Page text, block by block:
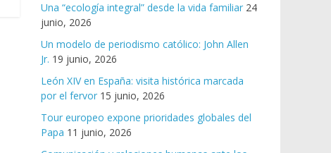
Una “ecología integral” desde la vida familiar 24
junio, 2026
Un modelo de periodismo católico: John Allen
Jr. 19 junio, 2026
León XIV en España: visita histórica marcada
por el fervor 15 junio, 2026
Tour europeo expone prioridades globales del
Papa 11 junio, 2026